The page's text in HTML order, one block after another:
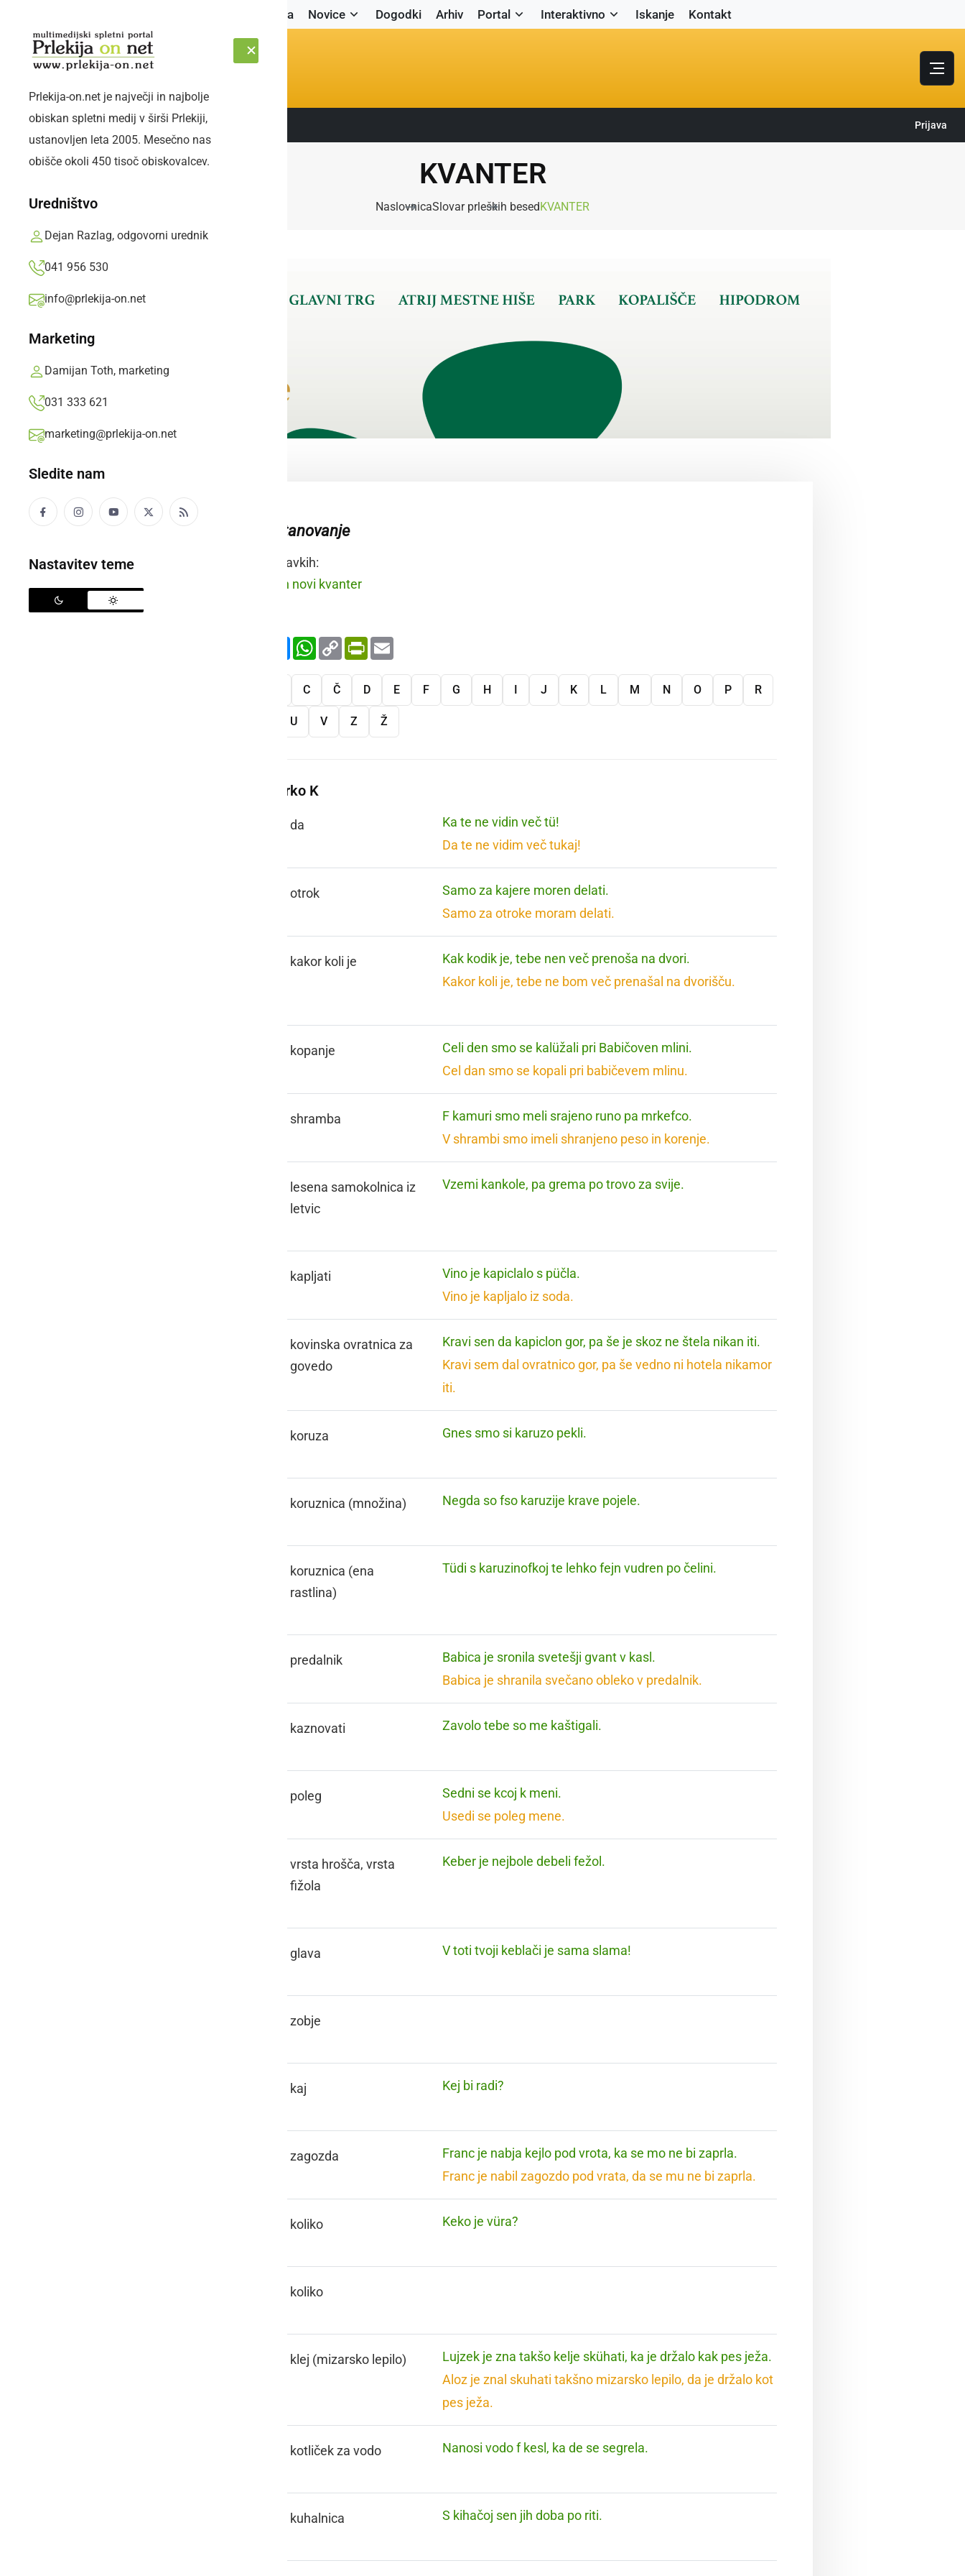
Naslovnica Novice Dogodki Arhiv Portal Interaktivno Iskanje Kontakt
ČETRTEK, 6. AVGUST 2026 Sledite nam: Prijava
Prlekija-on.net je največji in najbolje
obiskan spletni medij v širši Prlekiji,
ustanovljen leta 2005. Mesečno nas
obišče okoli 450 tisoč obiskovalcev.
Uredništvo
Dejan Razlag, odgovorni urednik
041 956 530
info@prlekija-on.net
Marketing
Damijan Toth, marketing
031 333 621
marketing@prlekija-on.net
Sledite nam
Nastavitev teme
KVANTER
NaslovnicaSlovar prleških besedKVANTER
prebivališče, stanovanje
Raba besede v stavkih:
Doba sen novi kvanter
FacebookMessenger
WhatsApp
Copy
Link
PrintFriendly
C Č D E F G H I J K L M N O P R
U V Z Ž
Več besed na črko K
da
Ka te ne vidin več tü!
Da te ne vidim več tukaj!
otrok
Samo za kajere moren delati.
Samo za otroke moram delati.
kakor koli je
Kak kodik je, tebe nen več prenoša na dvori.
Kakor koli je, tebe ne bom več prenašal na dvorišču.
kopanje
Celi den smo se kalüžali pri Babičoven mlini.
Cel dan smo se kopali pri babičevem mlinu.
shramba
F kamuri smo meli srajeno runo pa mrkefco.
V shrambi smo imeli shranjeno peso in korenje.
lesena samokolnica iz
letvic
Vzemi kankole, pa grema po trovo za svije.
kapljati
Vino je kapiclalo s püčla.
Vino je kapljalo iz soda.
kovinska ovratnica za
govedo
Kravi sen da kapiclon gor, pa še je skoz ne štela nikan iti.
Kravi sem dal ovratnico gor, pa še vedno ni hotela nikamor
iti.
koruza Gnes smo si karuzo pekli.
koruznica (množina) Negda so fso karuzije krave pojele.
koruznica (ena
rastlina)
Tüdi s karuzinofkoj te lehko fejn vudren po čelini.
predalnik
Babica je sronila svetešji gvant v kasl.
Babica je shranila svečano obleko v predalnik.
kaznovati Zavolo tebe so me kaštigali.
poleg
Sedni se kcoj k meni.
Usedi se poleg mene.
vrsta hrošča, vrsta
fižola
Keber je nejbole debeli fežol.
glava V toti tvoji keblači je sama slama!
zobje
kaj Kej bi radi?
zagozda
Franc je nabja kejlo pod vrota, ka se mo ne bi zaprla.
Franc je nabil zagozdo pod vrata, da se mu ne bi zaprla.
koliko Keko je vüra?
koliko
klej (mizarsko lepilo)
Lujzek je zna takšo kelje skühati, ka je držalo kak pes ježa.
Aloz je znal skuhati takšno mizarsko lepilo, da je držalo kot
pes ježa.
kotliček za vodo Nanosi vodo f kesl, ka de se segrela.
kuhalnica S kihačoj sen jih doba po riti.